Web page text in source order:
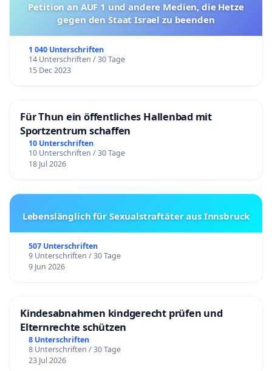
Petition an AUF 1 und andere Medien, die Hetze
gegen den Staat Israel zu beenden
1 040 Unterschriften
14 Unterschriften / 30 Tage
15 Dec 2023
Für Thun ein öffentliches Hallenbad mit
Sportzentrum schaffen
10 Unterschriften
10 Unterschriften / 30 Tage
18 Jul 2026
Lebenslänglich für Sexualstraftäter aus Innsbruck
507 Unterschriften
9 Unterschriften / 30 Tage
9 Jun 2026
Kindesabnahmen kindgerecht prüfen und
Elternrechte schützen
8 Unterschriften
8 Unterschriften / 30 Tage
23 Jul 2026